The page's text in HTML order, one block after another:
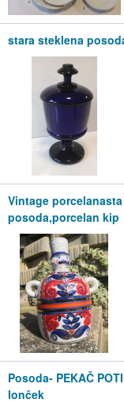
stara steklena
Vintage
posoda,porcelan kip
Posoda- PEKAČ
lonček